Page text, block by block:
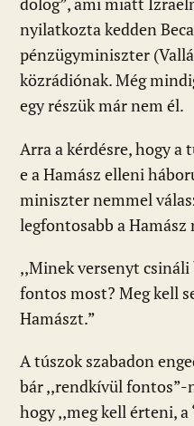
dolog”, ami miatt
nyilatkozta kedden
pénzügyminiszter
közrádiónak. Még
egy részük már nem él.
Arra a kérdésre, hogy
e a Hamász elleni
miniszter nemmel
legfontosabb a Hamász
,,Minek versenyt csináli
fontos most? Meg kell
Hamászt.”
A túszok szabadon
bár ,,rendkívül
hogy ,,meg kell érteni, a